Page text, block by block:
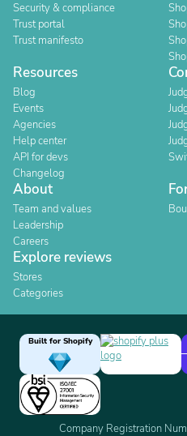
Security & compliance
Trust portal
Trust manifesto
Resources
Blog
Events
Agencies
Help center
API for devs
Changelog
About
Team and values
Leadership
Careers
Explore reviews
Stores
Categories
Built for Shopify
Company Registration